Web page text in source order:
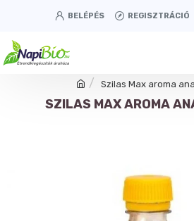
BELÉPÉS REGISZTRÁCIÓ
Szilas Max aroma
SZILAS MAX AROMA